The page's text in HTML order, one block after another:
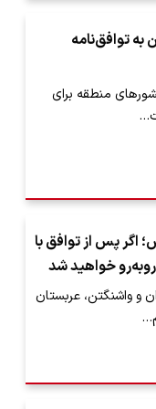
توافق‌نامه
منطقه برای
اگر پس از توافق با
روبه‌رو خواهید شد
و واشنگتن، عربستان